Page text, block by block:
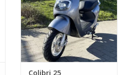
Colibri 25